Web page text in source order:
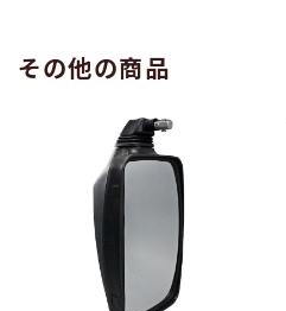
その他の商品